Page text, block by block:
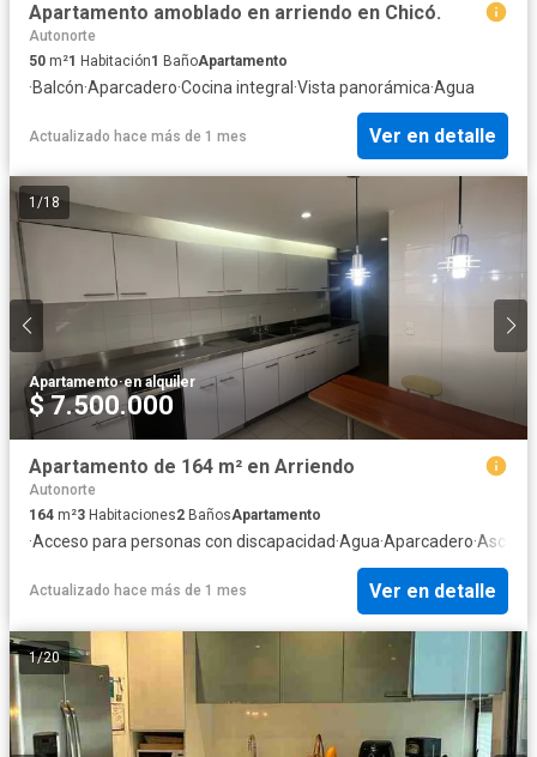
Apartamento amoblado en arriendo en Chicó.
Autonorte
50 m²1 Habitación1 BañoApartamento
·Balcón·Aparcadero·Cocina integral ·Vista panorámica·Agua
Actualizado hace más de 1 mes Ver en detalle
1 /18
Apartamento·en alquiler
$ 7.500.000
Apartamento de 164 m² en Arriendo
Autonorte
164 m²3 Habitaciones2 BañosApartamento
·Acceso para personas con discapacidad·Agua·Aparcadero·
Actualizado hace más de 1 mes Ver en detalle
1/20